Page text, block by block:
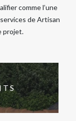
comme l’une
de Artisan
projet.